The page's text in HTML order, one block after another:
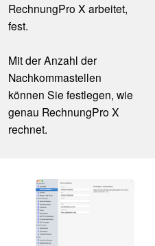
RechnungPro X arbeitet,
fest.
Mit der Anzahl der
Nachkommastellen
können Sie festlegen, wie
genau RechnungPro X
rechnet.